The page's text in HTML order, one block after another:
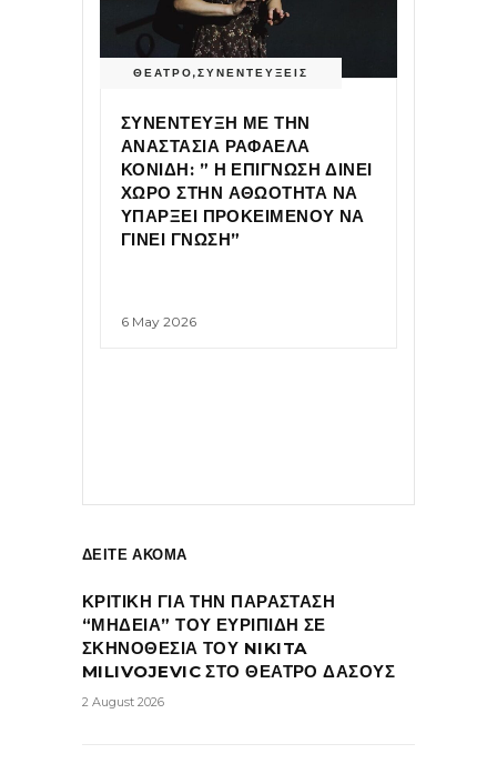
ΘΕΑΤΡΟ,ΣΥΝΕΝΤΕΥΞΕΙΣ
ΣΥΝΕΝΤΕΥΞΗ ΜΕ ΤΗΝ
ΑΝΑΣΤΑΣΙΑ ΡΑΦΑΕΛΑ
ΚΟΝΙΔΗ: ” Η ΕΠΙΓΝΩΣΗ ΔΙΝΕΙ
ΧΩΡΟ ΣΤΗΝ ΑΘΩΟΤΗΤΑ ΝΑ
ΥΠΑΡΞΕΙ ΠΡΟΚΕΙΜΕΝΟΥ ΝΑ
ΓΙΝΕΙ ΓΝΩΣΗ”
6 May 2026
ΔΕΙΤΕ ΑΚΟΜΑ
ΚΡΙΤΙΚΗ ΓΙΑ ΤΗΝ ΠΑΡΑΣΤΑΣΗ
“ΜΗΔΕΙΑ” ΤΟΥ ΕΥΡΙΠΙΔΗ ΣΕ
ΣΚΗΝΟΘΕΣΙΑ ΤΟΥ NIKITA
MILIVOJEVIC ΣΤΟ ΘΕΑΤΡΟ ΔΑΣΟΥΣ
2 August 2026